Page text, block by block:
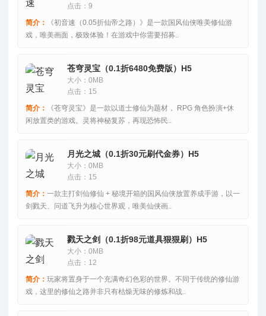
点击：9
简介：
《初音速（0.05折仙帝之路）》是一款国风仙侠唯美修仙游
戏，唯美画面，极致体验！在游戏中你需要招募..
苍穹灵宝（0.1折6480免费版）H5
大小：0MB
点击：15
简介：
《苍穹灵宝》是一款以道士修仙为题材， RPG 角色扮演+休
闲放置类的游戏。灵将神秘复苏，再现恐怖民..
月光之城（0.1折30元刷代金券）H5
大小：0MB
点击：15
简介： 一款主打剑仙修仙 + 秘境开箱的国风仙侠放置养成手游，以一
剑戮天、问道飞升为核心世界观，唯美仙侠画..
戮天之剑（0.1折98元道具狠狠刷）H5
大小：0MB
点击：12
简介： 玩家将置身于一个充满奇幻色彩的世界。不同于传统的修仙游
戏，这里的修仙之路并非只有枯燥无味的修炼和战..